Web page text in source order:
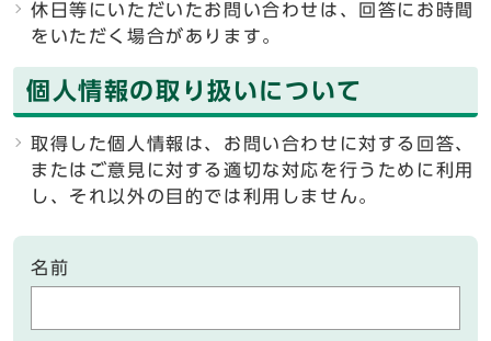
休日等にいただいたお問い合わせは、回答にお時間
をいただく場合があります。
個人情報の取り扱いについて
取得した個人情報は、お問い合わせに対する回答、
またはご意見に対する適切な対応を行うために利用
し、それ以外の目的では利用しません。
名前